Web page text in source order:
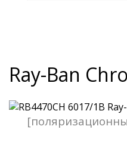
Ray-Ban